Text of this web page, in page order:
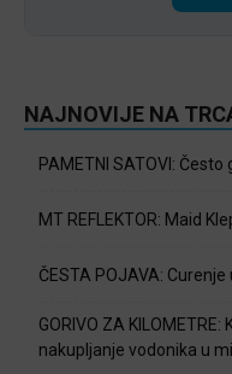
NAJNOVIJE NA
PAMETNI SATOVI:
MT REFLEKTOR: Maid
ČESTA POJAVA:
GORIVO ZA
nakupljanje vodonika u